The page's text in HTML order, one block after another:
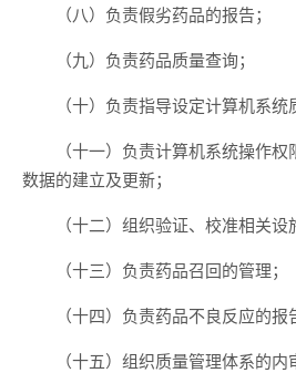
（八）负责假劣药品的报告；
（九）负责药品质量查询；
（十）负责指导设定计算机系统
（十一）负责计算机系统操作权
数据的建立及更新；
（十二）组织验证、校准相关设
（十三）负责药品召回的管理；
（十四）负责药品不良反应的报
（十五）组织质量管理体系的内